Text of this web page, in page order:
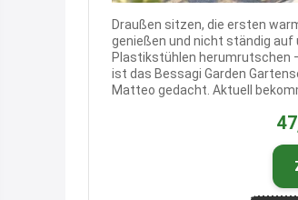
Draußen sitzen, die ersten
genießen und nicht ständig auf
Plastikstühlen herumrutschen
ist das Bessagi Garden
Matteo gedacht. Aktuell